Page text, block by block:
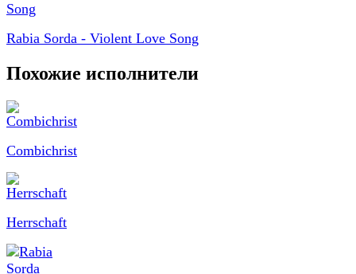
Rabia Sorda - Violent Love Song
Похожие исполнители
Combichrist
Herrschaft